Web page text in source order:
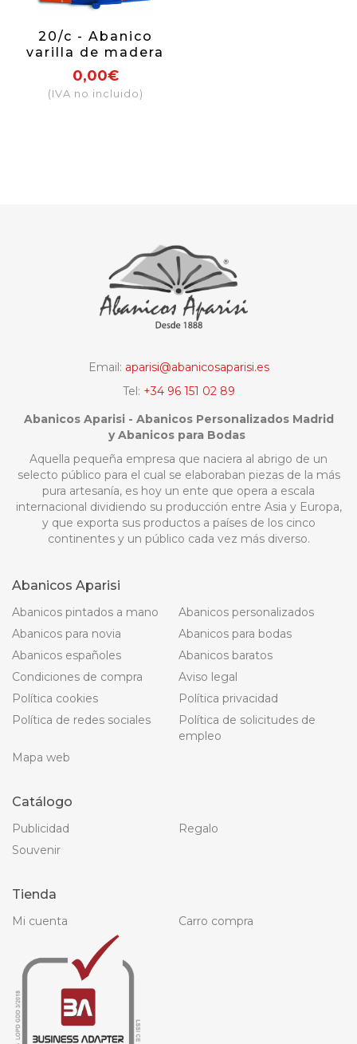
20/c - Abanico
varilla de madera
barnizada o
pintada por una
cara
0,00€
(IVA no incluido)
Email: aparisi@abanicosaparisi.es
Tel: +34 96 151 02 89
Abanicos Aparisi - Abanicos Personalizados Madrid
y Abanicos para Bodas
Aquella pequeña empresa que naciera al abrigo de un
selecto público para el cual se elaboraban piezas de la más
pura artesanía, es hoy un ente que opera a escala
internacional dividiendo su producción entre Asia y Europa,
y que exporta sus productos a países de los cinco
continentes y un público cada vez más diverso.
Abanicos Aparisi
Abanicos pintados a mano
Abanicos personalizados
Abanicos para novia
Abanicos para bodas
Abanicos españoles
Abanicos baratos
Condiciones de compra
Aviso legal
Política cookies
Política privacidad
Política de redes sociales
Política de solicitudes de
empleo
Mapa web
Catálogo
Publicidad
Regalo
Souvenir
Tienda
Mi cuenta Carro compra